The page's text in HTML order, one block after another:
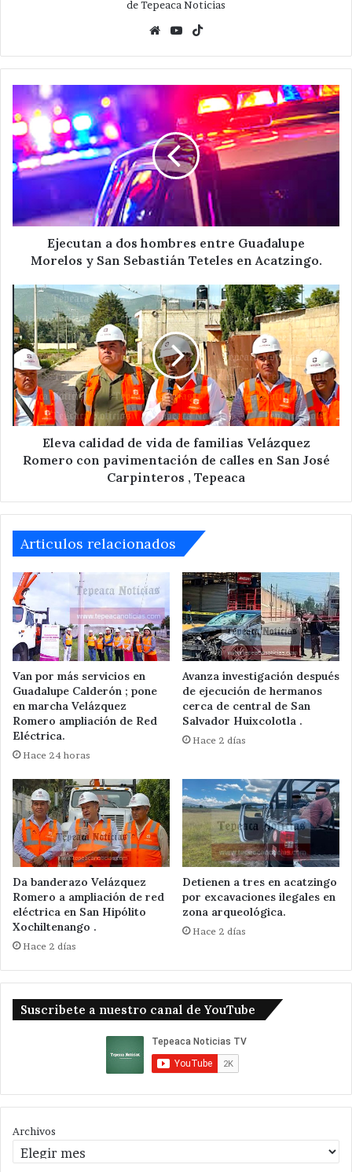
de Tepeaca Noticias
WebsiteYouTube
Ejecutan
a
dos
hombres
entre
Guadalupe
San
Sebastián
Teteles
Acatzingo.
Ejecutan a dos hombres entre Guadalupe
Morelos y San Sebastián Teteles en Acatzingo.
Eleva
calidad
de
vida
de
familias
Velázquez
Romero
con
pavimentación
San
Carpinteros
,
Tepeaca
Eleva calidad de vida de familias Velázquez
Romero con pavimentación de calles en San José
Carpinteros , Tepeaca
Articulos relacionados
Van por más servicios en
Guadalupe Calderón ; pone
en marcha Velázquez
Romero ampliación de Red
Eléctrica.
Hace 24 horas
Avanza investigación después
de ejecución de hermanos
cerca de central de San
Salvador Huixcolotla .
Hace 2 días
Da banderazo Velázquez
Romero a ampliación de red
eléctrica en San Hipólito
Xochiltenango .
Hace 2 días
Detienen a tres en acatzingo
por excavaciones ilegales en
zona arqueológica.
Hace 2 días
Suscribete a nuestro canal de YouTube
Archivos